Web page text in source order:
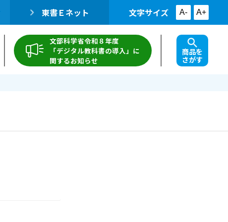
東書Ｅネット 文字サイズ A- A+
文部科学省令和８年度
「デジタル教科書の導入」に
関するお知らせ
商品を
さがす